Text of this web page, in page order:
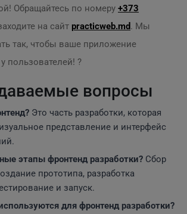
Обращайтесь по номеру +373
на сайт practicweb.md. Мы
так, чтобы ваше приложение
пользователей! ?
вопросы
Это часть разработки, которая
представление и интерфейс
этапы фронтенд разработки? Сбор
прототипа, разработка
и запуск.
для фронтенд разработки?